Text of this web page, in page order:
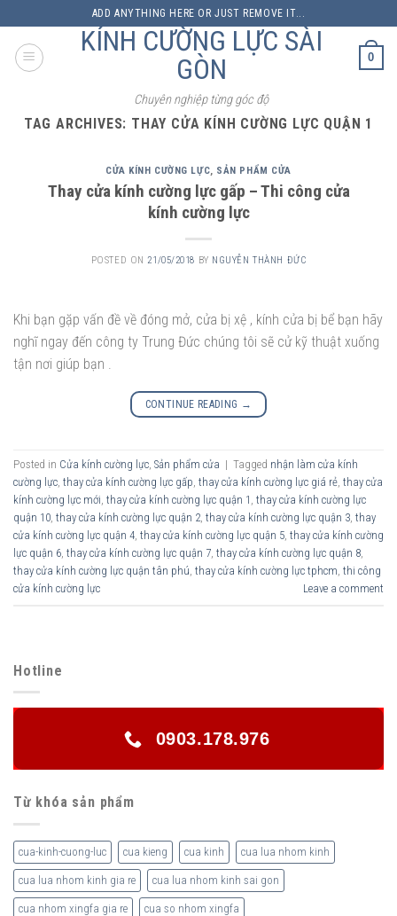
to
content
ADD ANYTHING HERE OR JUST REMOVE IT...
KÍNH CƯỜNG LỰC SÀI
GÒN
Chuyên nghiệp từng góc độ
0
TAG ARCHIVES: THAY CỬA KÍNH CƯỜNG LỰC QUẬN 1
CỬA KÍNH CƯỜNG LỰC, SẢN PHẨM CỬA
Thay cửa kính cường lực gấp – Thi công cửa
kính cường lực
POSTED ON 21/05/2018 BY NGUYỄN THÀNH ĐỨC
Khi bạn gặp vấn đề về đóng mở, cửa bị xệ , kính cửa bị bể bạn hãy
nghĩ ngay đến công ty Trung Đức chúng tôi sẽ cử kỹ thuật xuống
tận nơi giúp bạn .
CONTINUE READING →
Posted in Cửa kính cường lực Sản phẩm cửa | Tagged nhận làm cửa kính
cường lực thay cửa kính cường lực gấp thay cửa kính cường lực giá rẻ thay cửa
kính cường lực mới thay cửa kính cường lực quận 1 thay cửa kính cường lực
quận 10 thay cửa kính cường lực quận 2 thay cửa kính cường lực quận 3 thay
cửa kính cường lực quận 4 thay cửa kính cường lực quận 5 thay cửa kính cường
lực quận 6 thay cửa kính cường lực quận 7 thay cửa kính cường lực quận 8
thay cửa kính cường lực quận tân phú thay cửa kính cường lực tphcm thi công
cửa kính cường lực
Leave a comment
Hotline
0903.178.976
Từ khóa sản phẩm
cua-kinh-cuong-luc cua kieng cua kinh cua lua nhom kinh
cua lua nhom kinh gia re cua lua nhom kinh sai gon
cua nhom xingfa gia re cua so nhom xingfa